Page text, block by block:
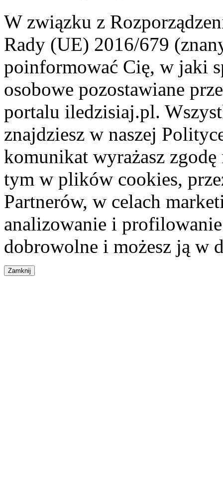
W związku z
Rady (UE) 2016/679
poinformować Cię, w jaki
osobowe pozostawiane
portalu iledzisiaj.pl.
znajdziesz w naszej
komunikat wyrażasz
tym w plików cookies,
Partnerów, w celach
analizowanie i
dobrowolne i możesz ją w